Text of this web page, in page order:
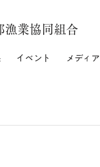
漁業協同組合
イベント メディア